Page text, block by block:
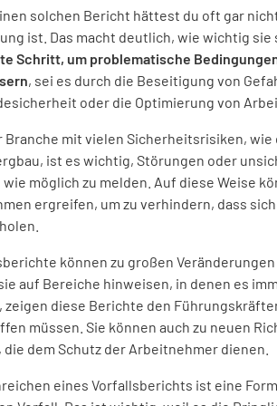
solchen Bericht hättest du oft gar
ist. Das macht deutlich, wie wichtig
Schritt, um problematische
, sei es durch die Beseitigung von
oder die Optimierung von
Branche mit vielen Sicherheitsrisiken,
ist es wichtig, Störungen oder
möglich zu melden. Auf diese Weise
ergreifen, um zu verhindern, dass
können zu großen
auf Bereiche hinweisen, in denen es
zeigen diese Berichte den
müssen. Sie können auch zu neuen
dem Schutz der Arbeitnehmer dienen.
eines Vorfallsberichts ist eine